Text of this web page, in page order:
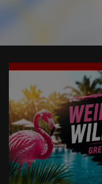
Information collected
Origin (country and
Operating system
Device (PC, tablet
Browser and any
Resolution of the
Visitor source
Which files were
Which videos were
Were any
Where did the visitor
portal or did he